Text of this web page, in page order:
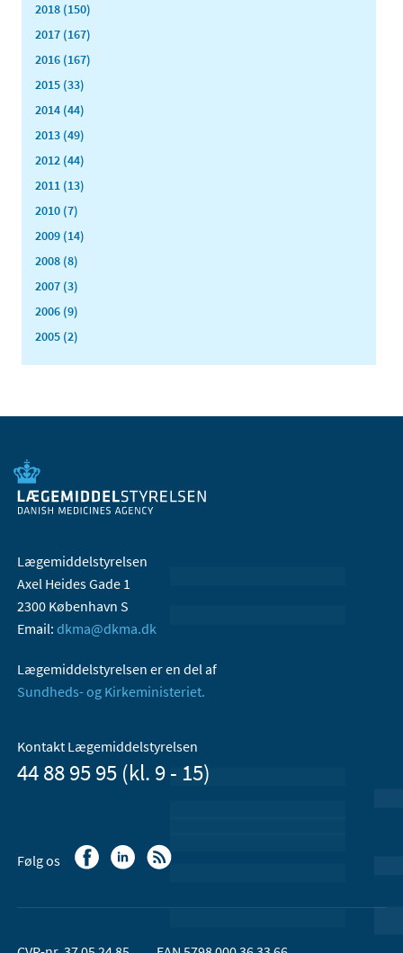
2018 (150)
2017 (167)
2016 (167)
2015 (33)
2014 (44)
2013 (49)
2012 (44)
2011 (13)
2010 (7)
2009 (14)
2008 (8)
2007 (3)
2006 (9)
2005 (2)
Lægemiddelstyrelsen
Axel Heides Gade 1
2300 København S
Email: dkma@dkma.dk
Lægemiddelstyrelsen er en del af
Sundheds- og Kirkeministeriet.
Kontakt Lægemiddelstyrelsen
44 88 95 95 (kl. 9 - 15)
Følg os